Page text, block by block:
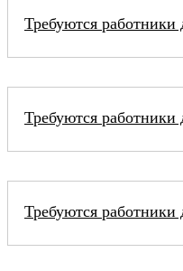
Требуются
Требуются
Требуются